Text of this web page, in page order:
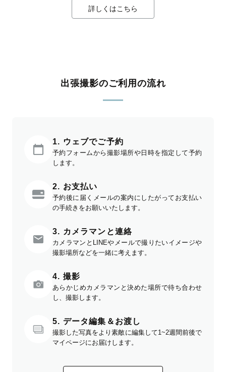
詳しくはこちら
出張撮影のご利用の流れ
1. ウェブでご予約
予約フォームから撮影場所や日時を指定して予約
します。
2. お支払い
予約後に届くメールの案内にしたがってお支払い
の手続きをお願いいたします。
3. カメラマンと連絡
カメラマンとLINEやメールで撮りたいイメージや
撮影場所などを一緒に考えます。
4. 撮影
あらかじめカメラマンと決めた場所で待ち合わせ
し、撮影します。
5. データ編集＆お渡し
撮影した写真をより素敵に編集して1~2週間前後で
マイページにお届けします。